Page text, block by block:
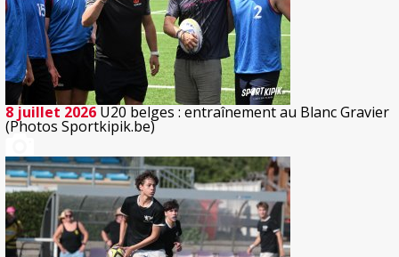
8 juillet 2026 U20 belges : entraînement au Blanc Gravier
(Photos Sportkipik.be)